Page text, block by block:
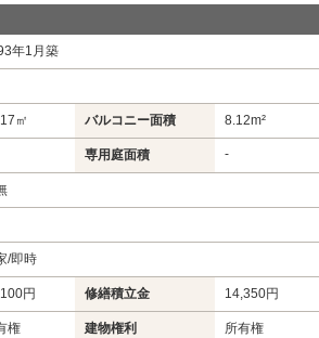
年1月築
㎡ バルコニー面積 8.12m²
専用庭面積 -
/即時
円 修繕積立金 14,350円
権 建物権利 所有権